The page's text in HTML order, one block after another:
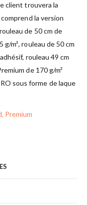
client trouvera la
la version
de 50 cm de
m², rouleau de 50 cm
rouleau 49 cm
de 170 g/m²
sous forme de laque
Premium